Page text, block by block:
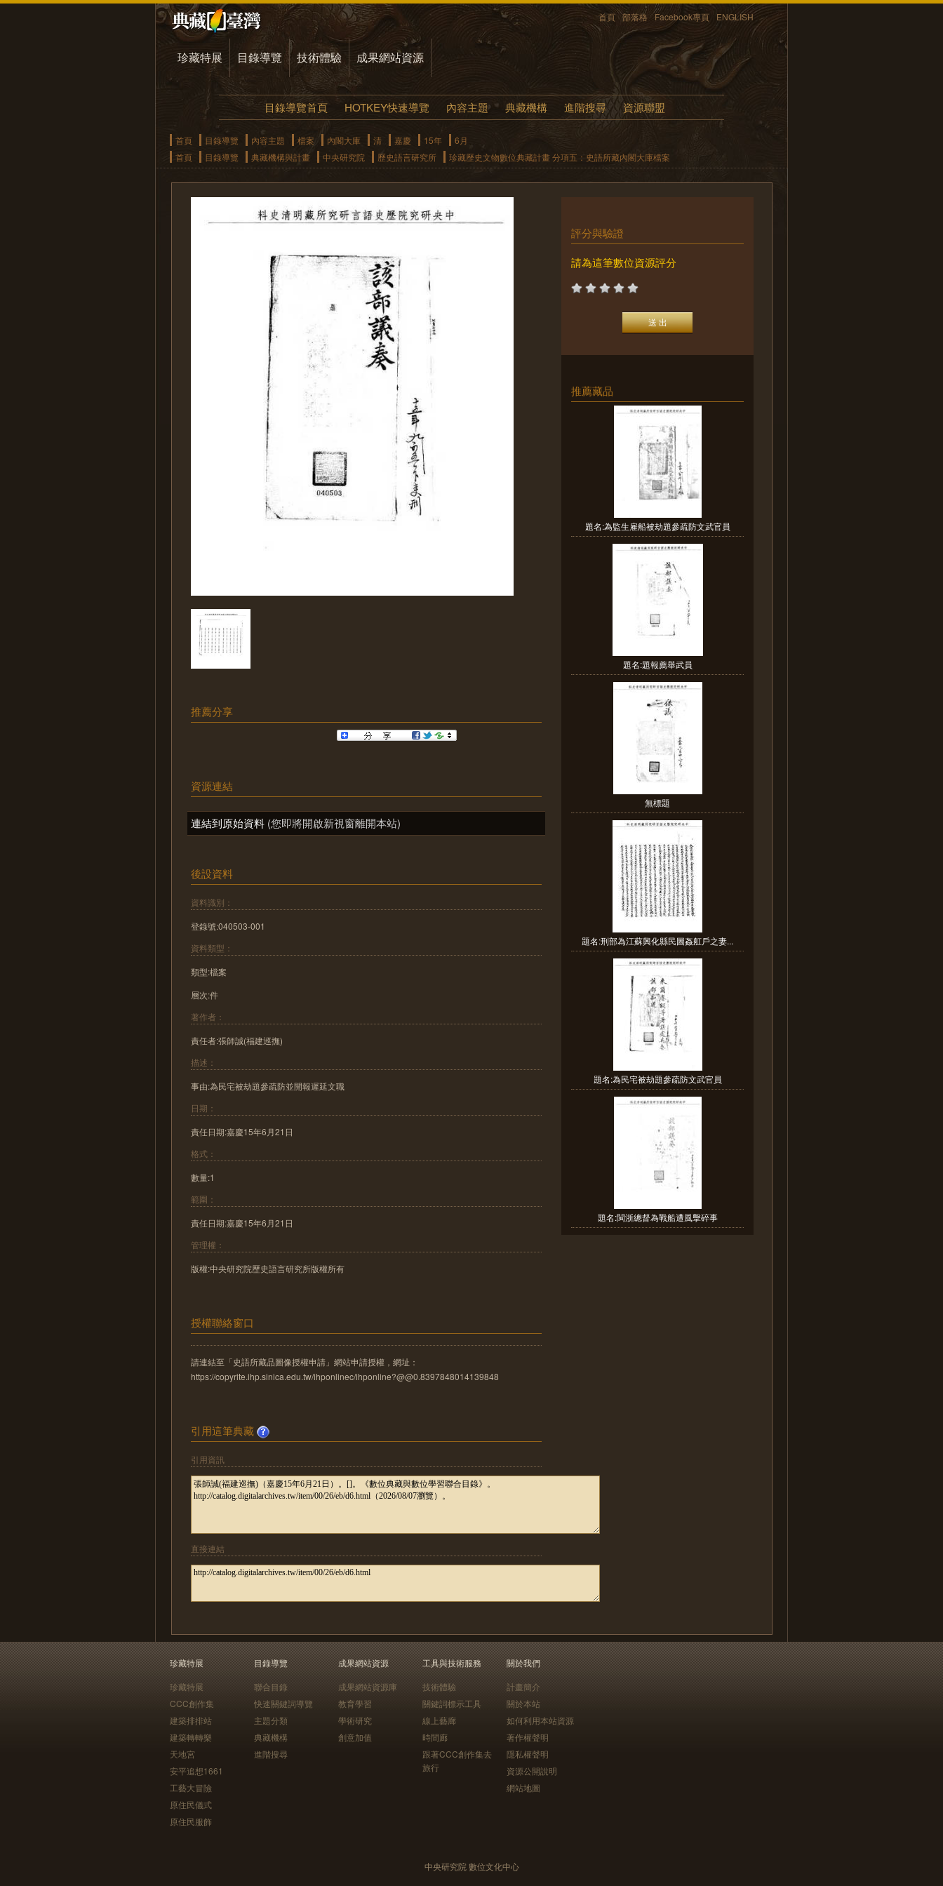
首頁 部落格 Facebook專頁 ENGLISH
珍藏特展 目錄導覽 技術體驗 成果網站資源
目錄導覽首頁 HOTKEY快速導覽 內容主題 典藏機構 進階搜尋 資源聯盟
首頁 目錄導覽 內容主題 檔案 內閣大庫 清 嘉慶 15年
6月
首頁
目錄導覽 典藏機構與計畫 中央研究院 歷史語言研究所 珍藏歷史文物數位典藏計畫 分項五：史語所藏內閣大庫檔案
推薦分享
資源連結
連結到原始資料 (您即將開啟新視窗離開本站)
後設資料
資料識別：
登錄號:040503-001
資料類型：
類型:檔案
層次:件
著作者：
責任者:張師誠(福建巡撫)
描述：
事由:為民宅被劫題參疏防並開報遲延文職
日期：
責任日期:嘉慶15年6月21日
格式：
數量:1
範圍：
責任日期:嘉慶15年6月21日
管理權：
版權:中央研究院歷史語言研究所版權所有
授權聯絡窗口
請連結至「史語所藏品圖像授權申請」網站申請授權，網址：
https://copyrite.ihp.sinica.edu.tw/ihponlinec/ihponline?@@0.8397848014139848
引用這筆典藏
引用資訊
直接連結
評分與驗證
請為這筆數位資源評分
推薦藏品
題名:為監生雇船被劫題參疏防文武官員
題名:題報薦舉武員
無標題
題名:刑部為江蘇興化縣民圖姦舡戶之妻...
題名:為民宅被劫題參疏防文武官員
題名:閩浙總督為戰船遭風擊碎事
珍藏特展
珍藏特展
CCC創作集
建築排排站
建築轉轉樂
天地宮
安平追想1661
工藝大冒險
原住民儀式
原住民服飾
目錄導覽
聯合目錄
快速關鍵詞導覽
主題分類
典藏機構
進階搜尋
成果網站資源
成果網站資源庫
教育學習
學術研究
創意加值
工具與技術服務
技術體驗
關鍵詞標示工具
線上藝廊
時間廊
跟著CCC創作集去
旅行
關於我們
計畫簡介
關於本站
如何利用本站資源
著作權聲明
隱私權聲明
資源公開說明
網站地圖
中央研究院 數位文化中心